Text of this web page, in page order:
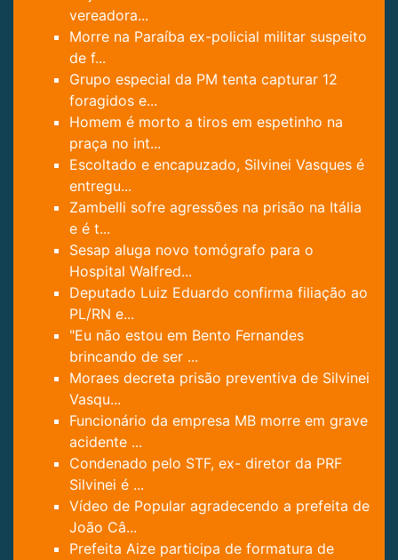
vereadora...
Morre na Paraíba ex-policial militar suspeito
de f...
Grupo especial da PM tenta capturar 12
foragidos e...
Homem é morto a tiros em espetinho na
praça no int...
Escoltado e encapuzado, Silvinei Vasques é
entregu...
Zambelli sofre agressões na prisão na Itália
e é t...
Sesap aluga novo tomógrafo para o
Hospital Walfred...
Deputado Luiz Eduardo confirma filiação ao
PL/RN e...
"Eu não estou em Bento Fernandes
brincando de ser ...
Moraes decreta prisão preventiva de Silvinei
Vasqu...
Funcionário da empresa MB morre em grave
acidente ...
Condenado pelo STF, ex- diretor da PRF
Silvinei é ...
Vídeo de Popular agradecendo a prefeita de
João Câ...
Prefeita Aize participa de formatura de